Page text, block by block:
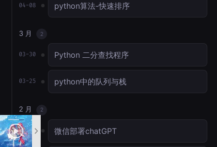
04-08 python算法-快速排序
3 月 2
03-30 Python 二分查找程序
03-25 python中的队列与栈
2 月 2
02-17 微信部署chatGPT